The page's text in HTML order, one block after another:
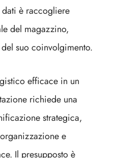
è raccogliere
del magazzino,
suo coinvolgimento.
efficace in un
richiede una
strategica,
e
Il presupposto è